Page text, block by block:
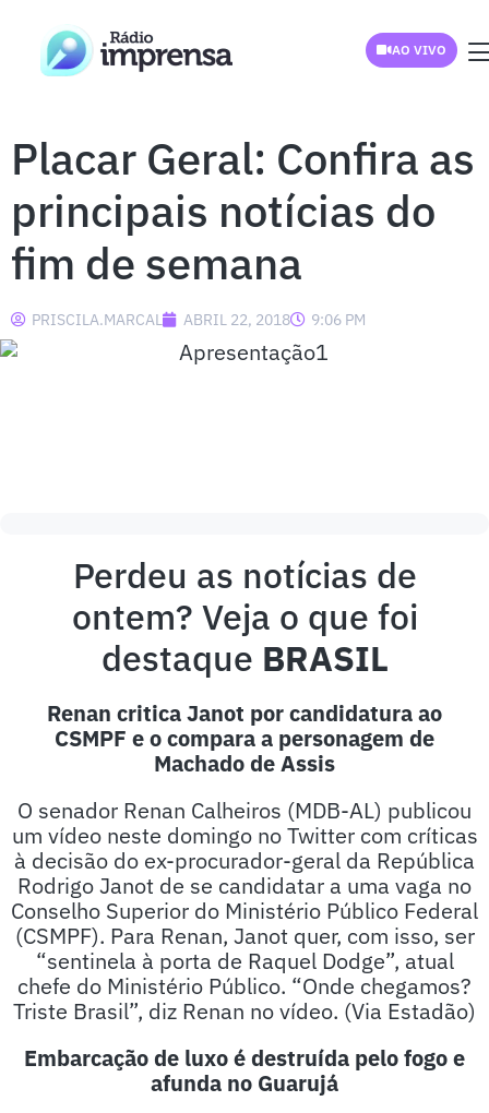
AO VIVO
Placar Geral: Confira as
principais notícias do
fim de semana
PRISCILA.MARCAL ABRIL 22, 2018 9:06 PM
Perdeu as notícias de
ontem? Veja o que foi
destaque BRASIL
Renan critica Janot por candidatura ao
CSMPF e o compara a personagem de
Machado de Assis
O senador Renan Calheiros (MDB-AL) publicou
um vídeo neste domingo no Twitter com críticas
à decisão do ex-procurador-geral da República
Rodrigo Janot de se candidatar a uma vaga no
Conselho Superior do Ministério Público Federal
(CSMPF). Para Renan, Janot quer, com isso, ser
“sentinela à porta de Raquel Dodge”, atual
chefe do Ministério Público. “Onde chegamos?
Triste Brasil”, diz Renan no vídeo. (Via Estadão)
Embarcação de luxo é destruída pelo fogo e
afunda no Guarujá